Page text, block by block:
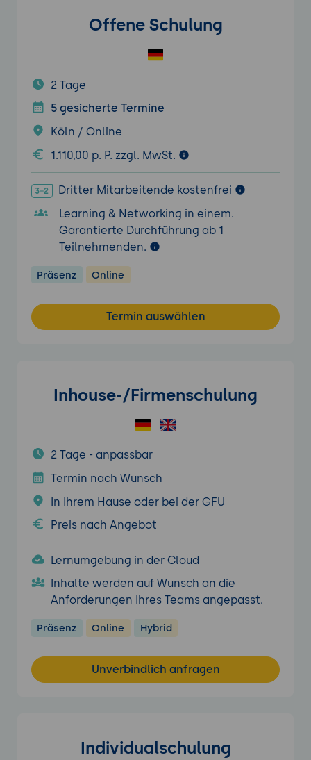
Offene Schulung
2 Tage
5 gesicherte Termine
Köln / Online
1.110,00 p. P. zzgl. MwSt.
Dritter Mitarbeitende kostenfrei
Learning & Networking in einem.
Garantierte Durchführung ab 1
Teilnehmenden.
Präsenz Online
Termin auswählen
Inhouse-/Firmenschulung
2 Tage - anpassbar
Termin nach Wunsch
In Ihrem Hause oder bei der GFU
Preis nach Angebot
Lernumgebung in der Cloud
Inhalte werden auf Wunsch an die
Anforderungen Ihres Teams angepasst.
Präsenz Online Hybrid
Unverbindlich anfragen
Individualschulung